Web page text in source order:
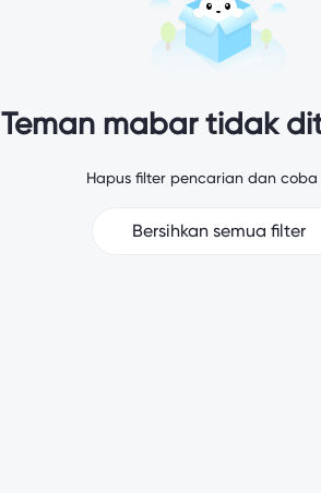
Teman mabar tidak
Hapus filter pencarian dan coba
Bersihkan semua filter